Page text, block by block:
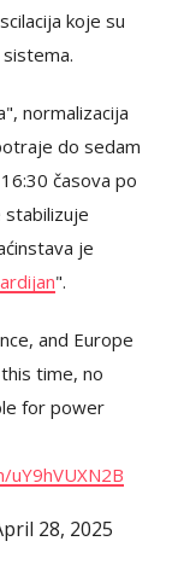
koje su
normalizacija
do sedam
časova po
stabilizuje
je
".
and Europe
time, no
for power
28, 2025